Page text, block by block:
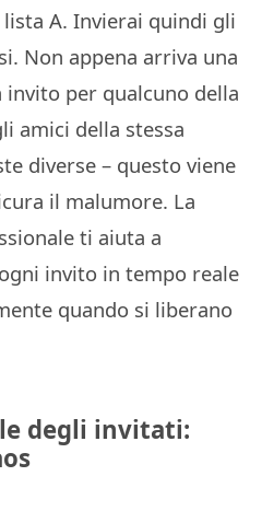
lista A. Invierai quindi gli
Non appena arriva una
invito per qualcuno della
amici della stessa
diverse – questo viene
il malumore. La
ti aiuta a
invito in tempo reale
quando si liberano
degli invitati: